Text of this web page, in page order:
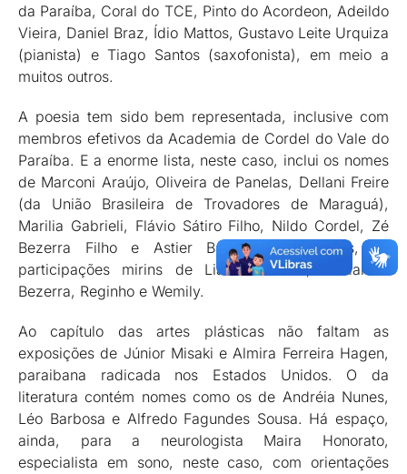
da Paraíba, Coral do TCE, Pinto do Acordeon, Adeildo
Vieira, Daniel Braz, Ídio Mattos, Gustavo Leite Urquiza
(pianista) e Tiago Santos (saxofonista), em meio a
muitos outros.
A poesia tem sido bem representada, inclusive com
membros efetivos da Academia de Cordel do Vale do
Paraíba. E a enorme lista, neste caso, inclui os nomes
de Marconi Araújo, Oliveira de Panelas, Dellani Freire
(da União Brasileira de Trovadores de Maraguá),
Marilia Gabrieli, Flávio Sátiro Filho, Nildo Cordel, Zé
Bezerra Filho e Astier Basílio. Não menos, as
participações mirins de Liane Bezerra, Madalena
Bezerra, Reginho e Wemily.
Ao capítulo das artes plásticas não faltam as
exposições de Júnior Misaki e Almira Ferreira Hagen,
paraibana radicada nos Estados Unidos. O da
literatura contém nomes como os de Andréia Nunes,
Léo Barbosa e Alfredo Fagundes Sousa. Há espaço,
ainda, para a neurologista Maira Honorato,
especialista em sono, neste caso, com orientações